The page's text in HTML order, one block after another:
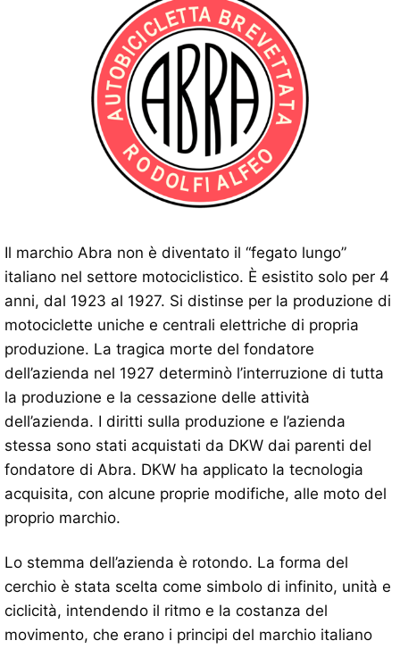
Il marchio Abra non è diventato il “fegato lungo”
italiano nel settore motociclistico. È esistito solo per 4
anni, dal 1923 al 1927. Si distinse per la produzione di
motociclette uniche e centrali elettriche di propria
produzione. La tragica morte del fondatore
dell’azienda nel 1927 determinò l’interruzione di tutta
la produzione e la cessazione delle attività
dell’azienda. I diritti sulla produzione e l’azienda
stessa sono stati acquistati da DKW dai parenti del
fondatore di Abra. DKW ha applicato la tecnologia
acquisita, con alcune proprie modifiche, alle moto del
proprio marchio.
Lo stemma dell’azienda è rotondo. La forma del
cerchio è stata scelta come simbolo di infinito, unità e
ciclicità, intendendo il ritmo e la costanza del
movimento, che erano i principi del marchio italiano